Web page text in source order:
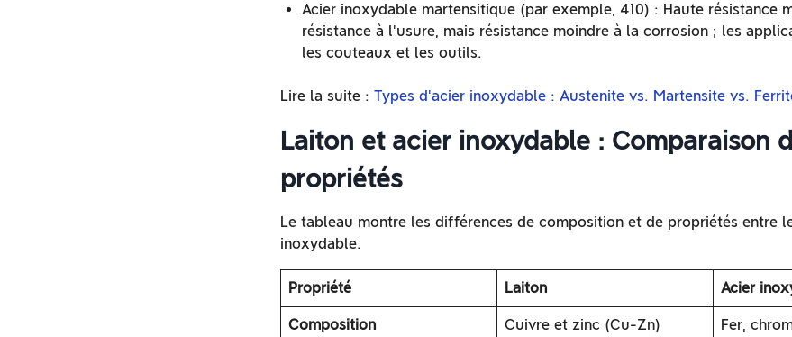
Acier inoxydable martensitique (par exemple, 410) : Haute résistance
résistance à l'usure, mais résistance moindre à la corrosion ; les
les couteaux et les outils.
Lire la suite : Types d'acier inoxydable : Austenite vs. Martensite vs.
Laiton et acier inoxydable : Comparaison
propriétés
Le tableau montre les différences de composition et de propriétés entre
inoxydable.
Propriété Laiton Acier
Composition Cuivre et zinc (Cu-Zn) Fer,